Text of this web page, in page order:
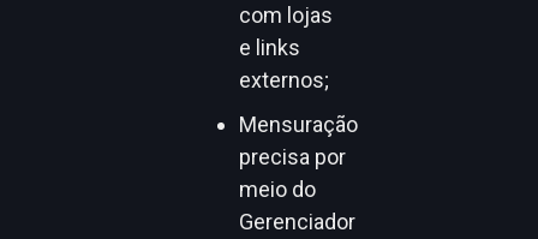
com lojas
e links
externos;
Mensuração
precisa por
meio do
Gerenciador